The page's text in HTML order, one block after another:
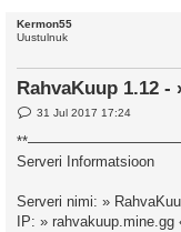
Kermon55
Uustulnuk
RahvaKuup 1.12 -
P31 Jul 2017 17:24
Serveri Informatsioon
Serveri nimi: »
IP: » rahvakuup.mine.gg